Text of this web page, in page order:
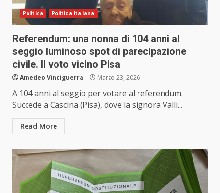
Politica Politica Italiana
Referendum: una nonna di 104 anni al
seggio luminoso spot di parecipazione
civile. Il voto vicino Pisa
Amedeo Vinciguerra Marzo 23, 2026
A 104 anni al seggio per votare al referendum.
Succede a Cascina (Pisa), dove la signora Valli...
Read More